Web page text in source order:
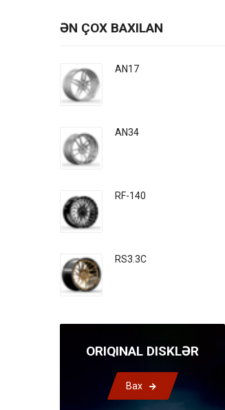
ƏN ÇOX BAXILAN
AN17
AN34
RF-140
RS3.3C
ORIQINAL DISKLƏR
Bax